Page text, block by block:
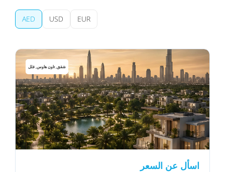
AED USD EUR
شقق, تاون هاوس, فلل
اسأل عن السعر